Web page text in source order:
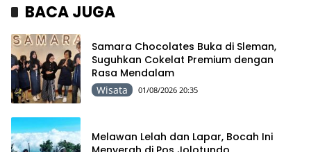
BACA JUGA
Samara Chocolates Buka di Sleman,
Suguhkan Cokelat Premium dengan
Rasa Mendalam
Wisata 01/08/2026 20:35
Melawan Lelah dan Lapar, Bocah Ini